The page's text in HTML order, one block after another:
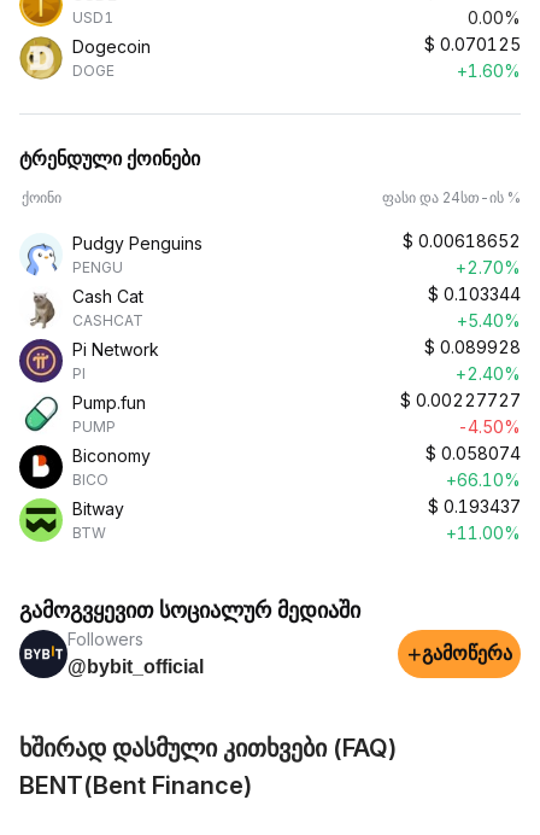
USD1
0.00%
Dogecoin
DOGE
$ 0.070125
+1.60%
ტრენდული ქოინები
ქოინი ფასი და 24სთ-ის %
Pudgy Penguins
PENGU
$ 0.00618652
+2.70%
Cash Cat
CASHCAT
$ 0.103344
+5.40%
Pi Network
PI
$ 0.089928
+2.40%
Pump.fun
PUMP
$ 0.00227727
-4.50%
Biconomy
BICO
$ 0.058074
+66.10%
Bitway
BTW
$ 0.193437
+11.00%
გამოგვყევით სოციალურ მედიაში
Followers
@bybit_official
+გამოწერა
ხშირად დასმული კითხვები (FAQ)
BENT(Bent Finance)